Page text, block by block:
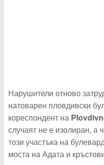
Нарушители отново
натоварен пловдивски
кореспондент на
случаят не е изолиран, а
този участъка на
моста на Адата и